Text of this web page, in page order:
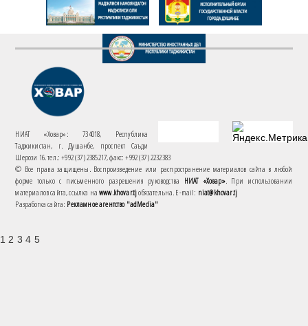
НИАТ «Ховар»: 734018, Республика
Таджикистан, г. Душанбе, проспект Саъди
Шерози 16. тел.: +992 (37) 2385217, факс: +992 (37) 2232383
© Все права защищены. Воспроизведение или распространение материалов сайта в любой
форме только с письменного разрешения руководства НИАТ «Ховар». При использовании
материалов сайта, ссылка наwww.khovar.tjобязательна. E-mail: niat@khovar.tj
Разработка сайта: Рекламное агентство "adMedia"
1 2 3 4 5